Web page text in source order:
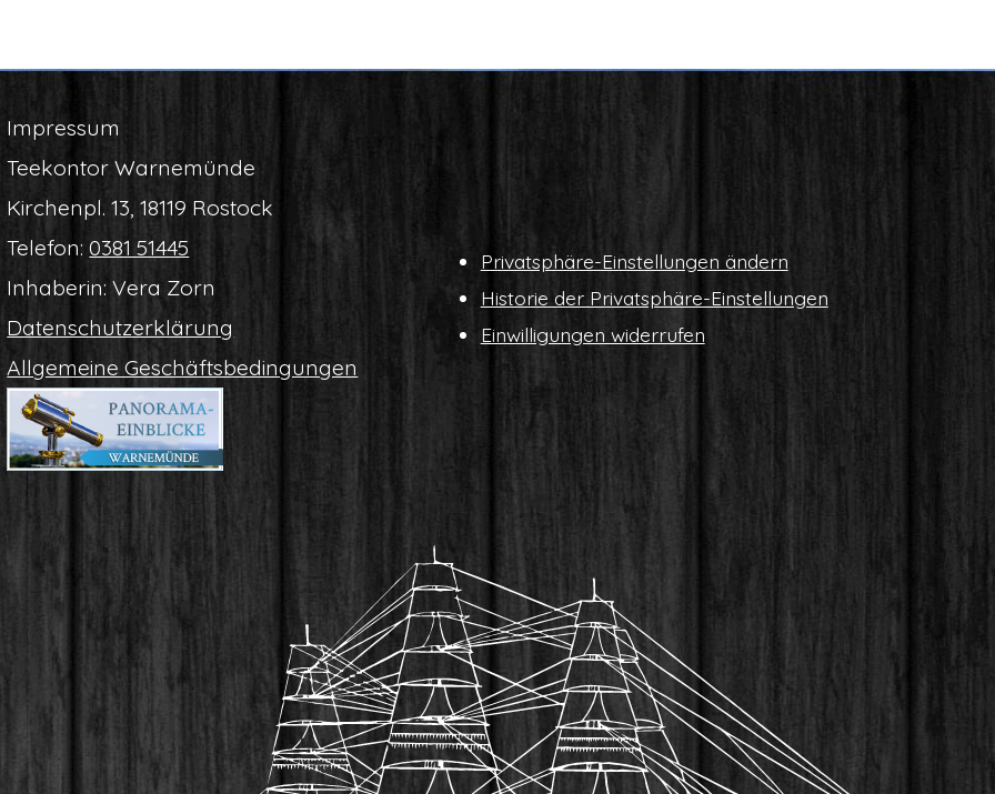
Impres­sum
Tee­kon­tor Warnemünde
Kir­chen­pl. 13, 18119 Rostock
Tele­fon:0381 51445
Inha­be­rin: Vera Zorn
Daten­schutz­er­klä­rung
All­ge­mei­ne Geschäftsbedingungen
Pri­vat­sphä­re-Ein­stel­lun­gen ändern
His­to­rie der Privatsphäre-Einstellungen
Ein­wil­li­gun­gen widerrufen